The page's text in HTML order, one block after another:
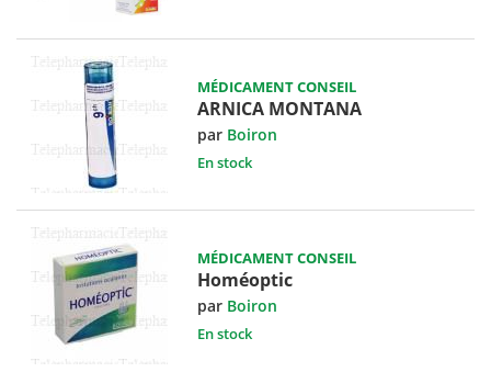
MÉDICAMENT CONSEIL
ARNICA MONTANA
par Boiron
En stock
MÉDICAMENT CONSEIL
Homéoptic
par Boiron
En stock